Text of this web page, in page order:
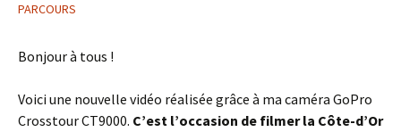
PARCOURS
Bonjour à tous !
Voici une nouvelle vidéo réalisée grâce à ma caméra GoPro
Crosstour CT9000. C’est l’occasion de filmer la Côte-d’Or